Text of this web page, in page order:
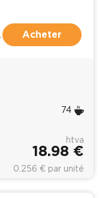
Acheter
74
htva
18.98 €
0.256 € par unité